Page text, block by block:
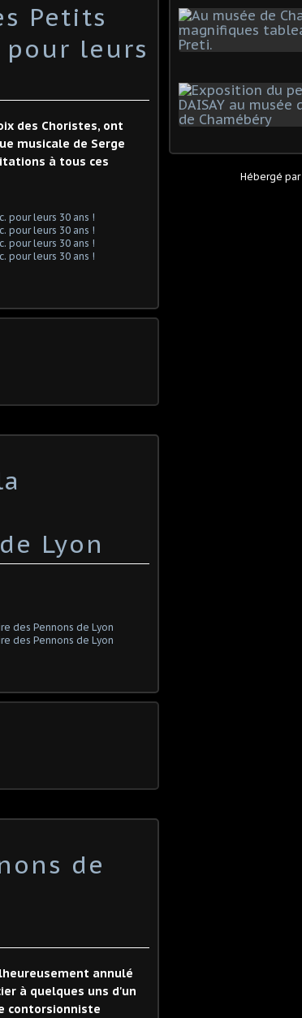
Petits
pour leurs
des Choristes, ont
musicale de Serge
à tous ces
Lyon
de
annulé
à quelques uns d'un
contorsionniste
Hébergé par